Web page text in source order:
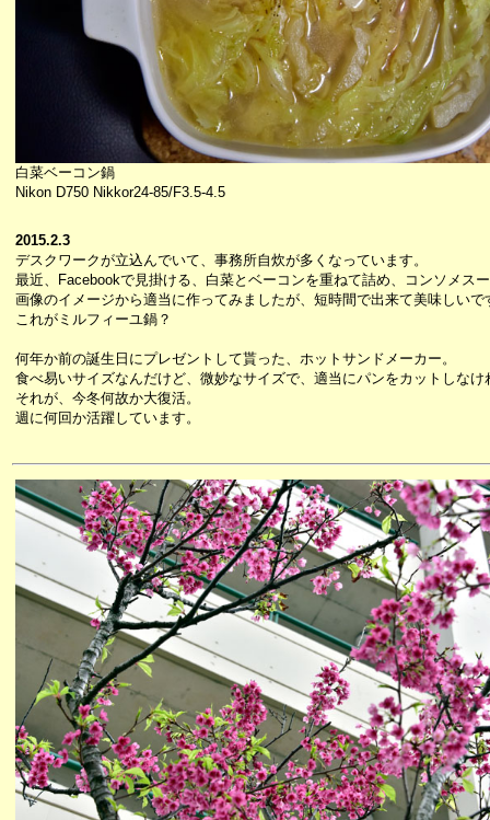
白菜ベーコン鍋
Nikon D750 Nikkor24-85/F3.5-4.5
2015.2.3
デスクワークが立込んでいて、事務所自炊が多くなっています。
最近、Facebookで見掛ける、白菜とベーコンを重ねて詰め、コンソメス
画像のイメージから適当に作ってみましたが、短時間で出来て美味しいで
これがミルフィーユ鍋？
何年か前の誕生日にプレゼントして貰った、ホットサンドメーカー。
食べ易いサイズなんだけど、微妙なサイズで、適当にパンをカットしな
それが、今冬何故か大復活。
週に何回か活躍しています。